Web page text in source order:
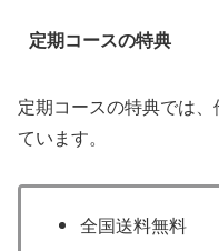
定期コースの特典
定期コースの特典では
ています。
全国送料無料